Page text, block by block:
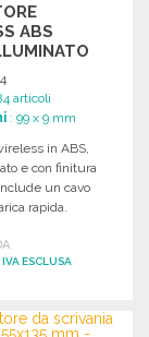
ABS
articoli
: 99 x 9 mm
in ABS,
e con finitura
un cavo
rapida.
IVA ESCLUSA